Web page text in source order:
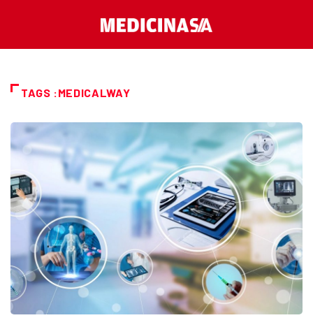
TAGS :MEDICALWAY